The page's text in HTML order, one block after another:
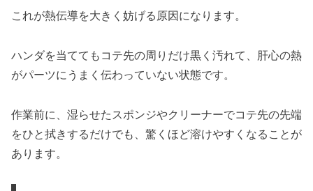
これが熱伝導を大きく妨げる原因になります。
ハンダを当ててもコテ先の周りだけ黒く汚れて、肝心の熱
がパーツにうまく伝わっていない状態です。
作業前に、湿らせたスポンジやクリーナーでコテ先の先端
をひと拭きするだけでも、驚くほど溶けやすくなることが
あります。